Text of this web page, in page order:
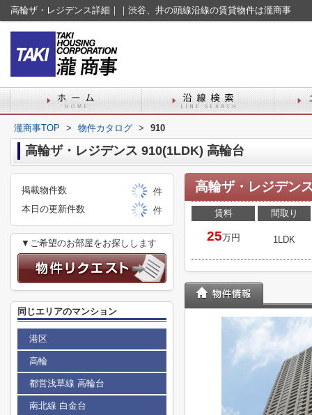
高輪ザ・レジデンス詳細｜｜渋谷、井の頭線沿線の賃貸物件は瀧商事
瀧商事TOP > 物件カタログ > 910
高輪ザ・レジデンス 910(1LDK) 高輪台
高輪ザ・レジデン
賃料
25万円
間取り
1LDK
掲載物件数
件
本日の更新件数
件
▼ご希望のお部屋をお探しします
同じエリアのマンション
港区
高輪
都営浅草線 高輪台
南北線 白金台